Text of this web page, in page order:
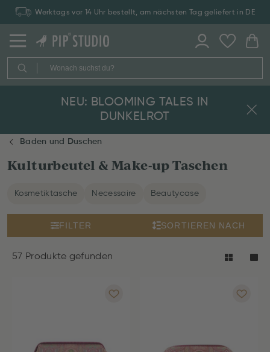
Zahlung auf Rechnung: 30 Tage Rückgaberecht
NEU: BLOOMING TALES IN
DUNKELROT
Baden und Duschen
Kulturbeutel & Make-up Taschen
Kosmetiktasche Necessaire Beautycase
FILTER SORTIEREN NACH
57 Produkte gefunden